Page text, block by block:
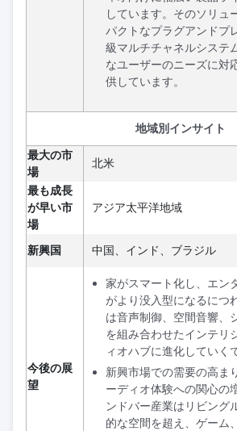
しています。そのソリュ
パクトなプラグアンドプ
級マルチチャネルシステ
なユーザーのニーズに対
供しています。
地域別インサイト
最大の市
場
北米
最も成長
が早い市
場
アジア太平洋地域
新興国 中国、インド、ブラジル
今後の展
望
家がスマート化し、エン
がより没入型になるにつ
は音声制御、空間音響、
を組み合わせたインテリ
ィオハブに進化していく
新興市場での需要の高ま
ーディオ体験への関心の
ンドバー産業はリビング
的な空間を超え、ゲーム